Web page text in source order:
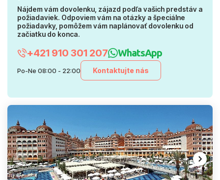
Nájdem vám dovolenku, zájazd podľa vašich predstáv a
požiadaviek. Odpoviem vám na otázky a špeciálne
požiadavky, pomôžem vám naplánovať dovolenku od
začiatku do konca.
+421 910 301 207 WhatsApp
Po-Ne 08:00 - 22:00 Kontaktujte nás